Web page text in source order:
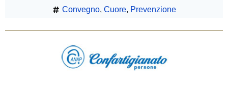
Convegno, Cuore, Prevenzione